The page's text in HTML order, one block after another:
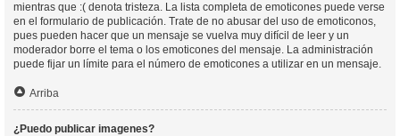
mientras que :( denota tristeza. La lista completa de emoticones puede verse
en el formulario de publicación. Trate de no abusar del uso de emoticonos,
pues pueden hacer que un mensaje se vuelva muy difícil de leer y un
moderador borre el tema o los emoticones del mensaje. La administración
puede fijar un límite para el número de emoticones a utilizar en un mensaje.
Arriba
¿Puedo publicar imagenes?